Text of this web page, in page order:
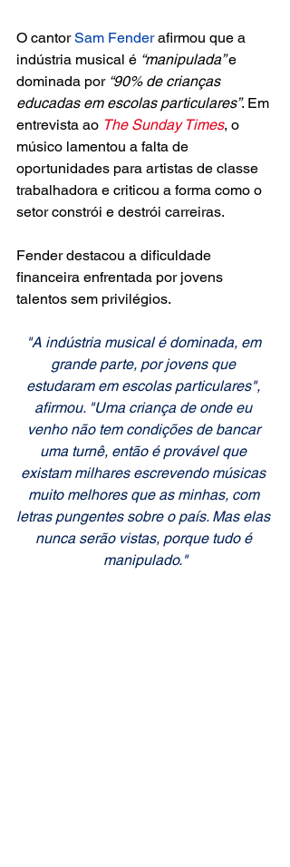
O cantor Sam Fender afirmou que a
indústria musical é “manipulada” e
dominada por “90% de crianças
educadas em escolas particulares”. Em
entrevista ao The Sunday Times, o
músico lamentou a falta de
oportunidades para artistas de classe
trabalhadora e criticou a forma como o
setor constrói e destrói carreiras.
Fender destacou a dificuldade
financeira enfrentada por jovens
talentos sem privilégios.
"A indústria musical é dominada, em
grande parte, por jovens que
estudaram em escolas particulares",
afirmou. "Uma criança de onde eu
venho não tem condições de bancar
uma turnê, então é provável que
existam milhares escrevendo músicas
muito melhores que as minhas, com
letras pungentes sobre o país. Mas elas
nunca serão vistas, porque tudo é
manipulado."